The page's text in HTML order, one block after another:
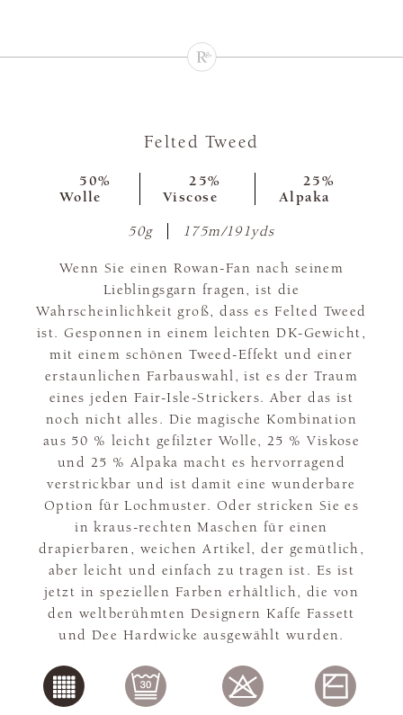
Felted Tweed
50%
Wolle
25%
Viscose
25%
Alpaka
50g 175m/191yds
Wenn Sie einen Rowan-Fan nach seinem
Lieblingsgarn fragen, ist die
Wahrscheinlichkeit groß, dass es Felted Tweed
ist. Gesponnen in einem leichten DK-Gewicht,
mit einem schönen Tweed-Effekt und einer
erstaunlichen Farbauswahl, ist es der Traum
eines jeden Fair-Isle-Strickers. Aber das ist
noch nicht alles. Die magische Kombination
aus 50 % leicht gefilzter Wolle, 25 % Viskose
und 25 % Alpaka macht es hervorragend
verstrickbar und ist damit eine wunderbare
Option für Lochmuster. Oder stricken Sie es
in kraus-rechten Maschen für einen
drapierbaren, weichen Artikel, der gemütlich,
aber leicht und einfach zu tragen ist. Es ist
jetzt in speziellen Farben erhältlich, die von
den weltberühmten Designern Kaffe Fassett
und Dee Hardwicke ausgewählt wurden.